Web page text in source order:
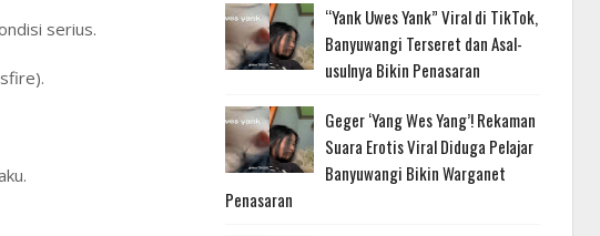
serius.
“Yank Uwes Yank” Viral di TikTok,
Banyuwangi Terseret dan Asal-
usulnya Bikin Penasaran
Geger ‘Yang Wes Yang’! Rekaman
Suara Erotis Viral Diduga Pelajar
Banyuwangi Bikin Warganet
Penasaran